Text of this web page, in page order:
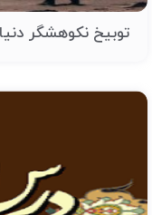
توبیخ نکوهشگر دنیا